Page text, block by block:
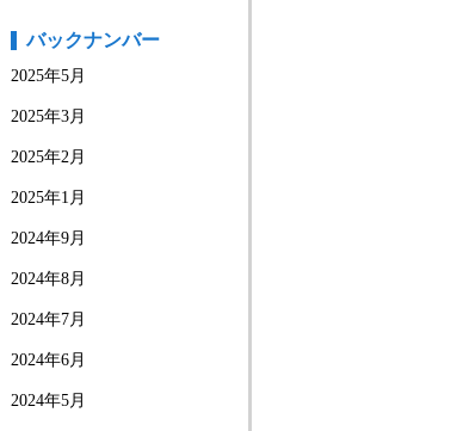
バックナンバー
2025年5月
2025年3月
2025年2月
2025年1月
2024年9月
2024年8月
2024年7月
2024年6月
2024年5月